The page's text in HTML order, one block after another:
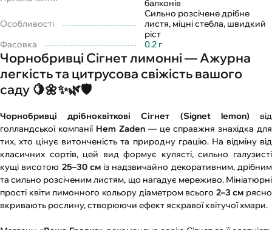
балконів
Особливості
Сильно розсічене дрібне
листя, міцні стебла, швидкий
ріст
Фасовка
0.2 г
Чорнобривці Сігнет лимонні — Ажурна
легкість та цитрусова свіжість вашого
саду 🍋🌼✨🌿🛡️
Чорнобривці дрібноквіткові Сігнет (Signet lemon)від
голландської компанії Hem Zaden — це справжня знахідка для
тих, хто цінує витонченість та природну грацію. На відміну від
класичних сортів, цей вид формує кулясті, сильно галузисті
кущі висотою 25–30 сміз надзвичайно декоративним, дрібним
та сильно розсіченим листям, що нагадує мереживо. Мініатюрні
прості квіти лимонного кольору діаметром всього 2–3 см рясно
вкривають рослину, створюючи ефект яскравої квітучої хмари.